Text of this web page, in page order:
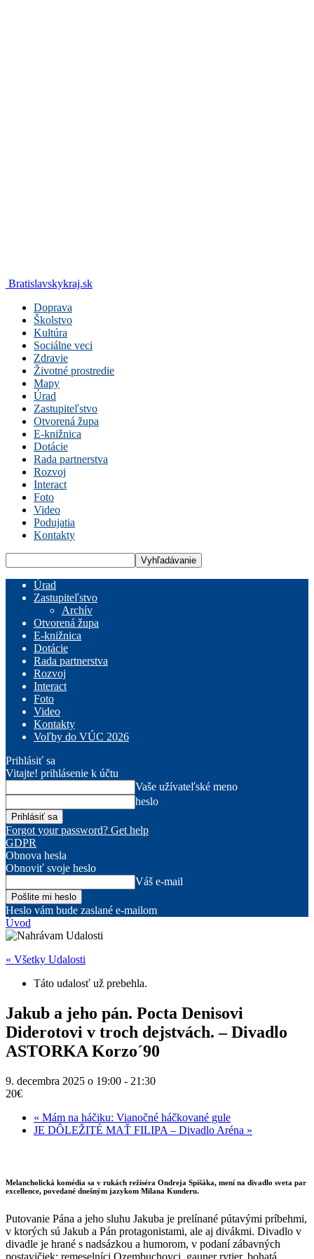
Bratislavskykraj.sk
Doprava
Školstvo
Kultúra
Sociálne veci
Zdravie
Životné prostredie
Mapy
Úrad
Zastupiteľstvo
Otvorená župa
E-knižnica
Dotácie
Rada partnerstva
Rozvoj
Interact
Foto
Video
Podujatia
Kontakty
Úrad
Zastupiteľstvo
Archív
Otvorená župa
E-knižnica
Dotácie
Rada partnerstva
Rozvoj
Interact
Foto
Video
Kontakty
Voľby do VÚC 2026
Prihlásiť sa
Vitajte! prihlásenie k účtu
Vaše užívateľské meno
heslo
Forgot your password? Get help
GDPR
Obnova hesla
Obnoviť svoje heslo
Váš e-mail
Heslo vám bude zaslané e-mailom
Úvod
« Všetky Udalosti
Táto udalosť už prebehla.
Jakub a jeho pán. Pocta Denisovi
Diderotovi v troch dejstvách. – Divadlo
ASTORKA Korzo´90
9. decembra 2025 o 19:00 - 21:30
20€
« Mám na háčiku: Vianočné háčkované gule
JE DÔLEŽITÉ MAŤ FILIPA – Divadlo Aréna »
Melancholická komédia sa v rukách režiséra Ondreja Spišáka, mení na divadlo sveta par
excellence, povedané dnešným jazykom Milana Kunderu.
Putovanie Pána a jeho sluhu Jakuba je prelínané pútavými príbehmi,
v ktorých sú Jakub a Pán protagonistami, ale aj divákmi. Divadlo v
divadle je hrané s nadsázkou a humorom, v podaní zábavných
postavičiek: remeselníci Ozembuchovci, gauner rytier, bohatá